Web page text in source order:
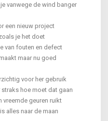
vanwege de wind banger
een nieuw project
je het doet
van fouten en defect
maar nu goed
voor her gebruik
hoe moet dat gaan
vreemde geuren ruikt
alles naar de maan